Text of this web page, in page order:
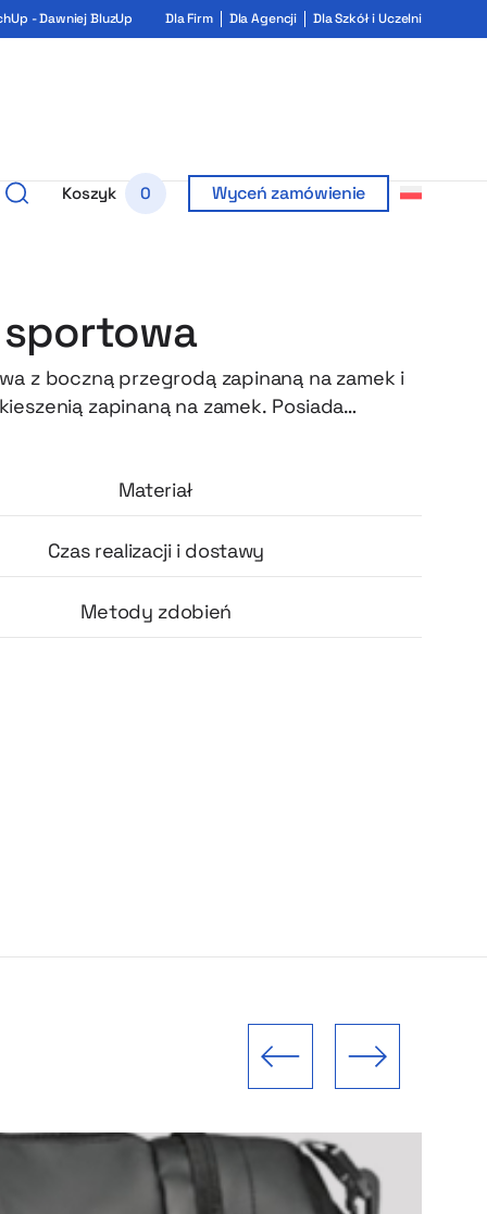
- Dawniej BluzUp Dla Firm Dla Agencji Dla Szkół i Uczelni
Koszyk 0 Wyceń zamówienie
z boczną przegrodą zapinaną na zamek i
zapinaną na zamek. Posiada
Materiał
Czas realizacji i dostawy
Metody zdobień
Poprzedni slajd Następny slajd